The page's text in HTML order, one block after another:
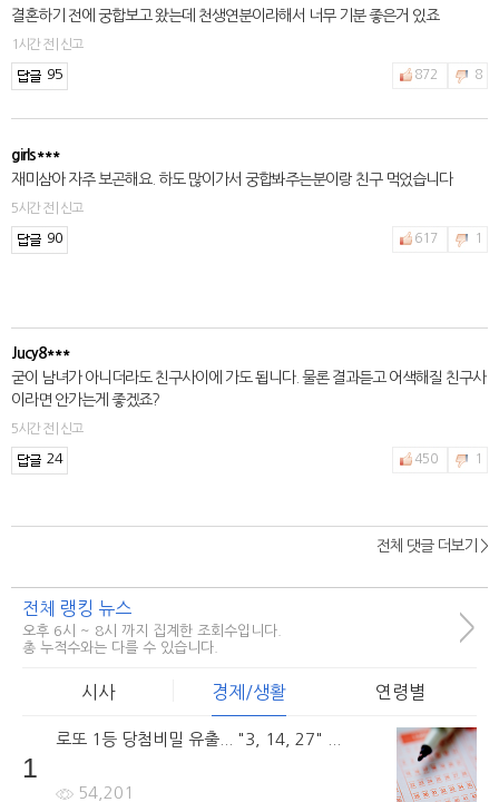
결혼하기 전에 궁합보고 왔는데 천생연분이라해서 너무 기분 좋은거 있죠
1시간 전 | 신고
95 872 8
girls***
재미삼아 자주 보곤해요. 하도 많이가서 궁합봐주는분이랑 친구 먹었습니다
5시간 전 | 신고
90 617 1
Jucy8***
굳이 남녀가 아니더라도 친구사이에 가도 됩니다. 물론 결과듣고 어색해질 친구사
이라면 안가는게 좋겠죠?
5시간 전 | 신고
24 450 1
전체 댓글 더보기 >
전체 랭킹 뉴스
오후 6시 ~ 8시 까지 집계한 조회수입니다.
총 누적수와는 다를 수 있습니다.
>
시사 경제/생활 연령별
1
로또 1등 당첨비밀 유출... "3, 14, 27" ...
54,201